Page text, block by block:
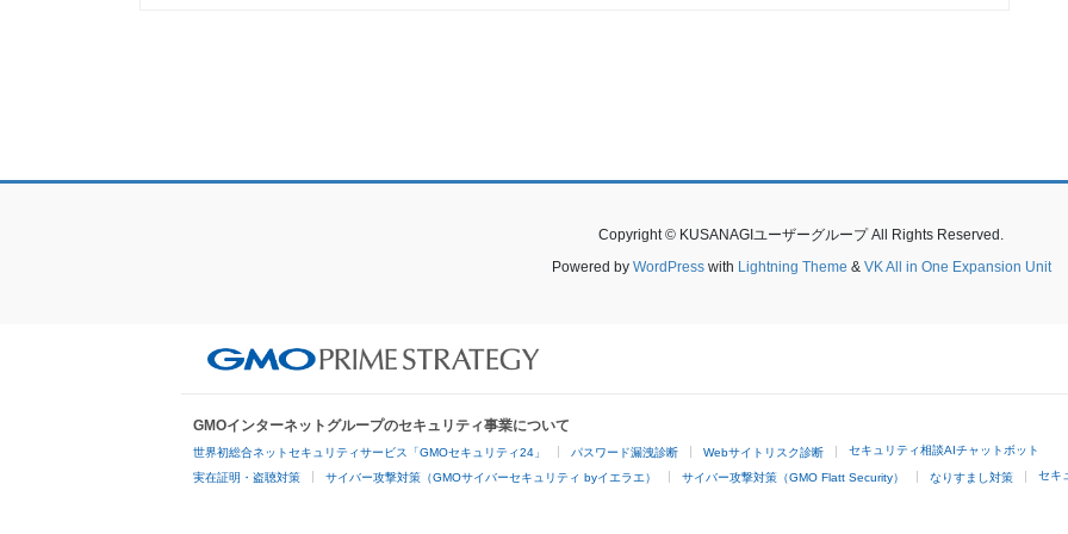
Copyright © KUSANAGIユーザーグループ All Rights Reserved.
Powered by WordPresswith Lightning Theme & VK All in One Expansion Unit
GMOインターネットグループのセキュリティ事業について
世界初総合ネットセキュリティサービス「GMOセキュリティ24」 パスワード漏洩診断 Webサイトリスク診断 セキュリティ相談AIチャットボット
実在証明・盗聴対策 サイバー攻撃対策（GMOサイバーセキュリティ byイエラエ） サイバー攻撃対策（GMO Flatt Security） なりすまし対策 セキ